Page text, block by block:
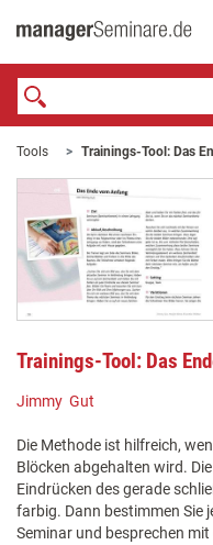
Tools Trainings-Tool: Das
Trainings-Tool: Das
Jimmy Gut
Die Methode ist hilfreich,
Blöcken abgehalten wird.
Eindrücken des gerade
farbig. Dann bestimmen Sie
Seminar und besprechen